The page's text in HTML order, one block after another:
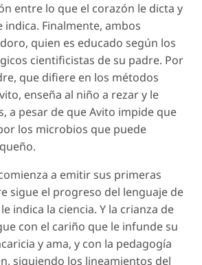
entre lo que el corazón le dicta y
indica. Finalmente, ambos
quien es educado según los
cientificistas de su padre. Por
que difiere en los métodos
enseña al niño a rezar y le
a pesar de que Avito impide que
los microbios que puede
a emitir sus primeras
sigue el progreso del lenguaje de
indica la ciencia. Y la crianza de
con el cariño que le infunde su
y ama, y con la pedagogía
siguiendo los lineamientos del